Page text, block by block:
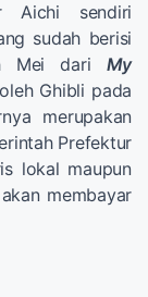
Aichi sendiri
sudah berisi
Mei dari My
Ghibli pada
merupakan
Prefektur
lokal maupun
membayar